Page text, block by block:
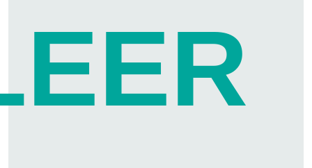
que